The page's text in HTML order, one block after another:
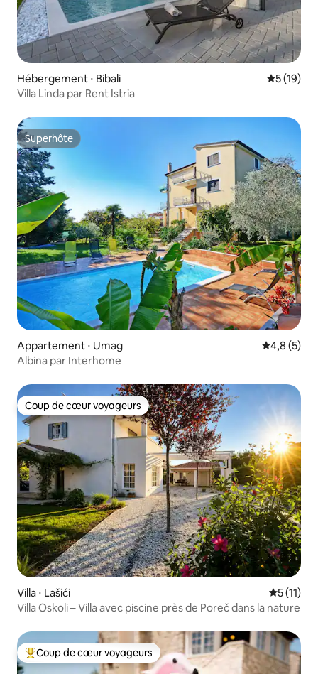
Hébergement ⋅ Bibali
5 (19)
Villa Linda par Rent Istria
Superhôte
Superhôte
Appartement ⋅ Umag Évaluation
4,8 (5)
Albina par Interhome
Coup de cœur voyageurs
Coup de cœur voyageurs
Villa ⋅ Lašići
5 (11)
Villa Oskoli – Villa avec piscine près de Poreč dans la nature
Coups de cœur voyageurs les plus appréciés
Coup de cœur voyageurs